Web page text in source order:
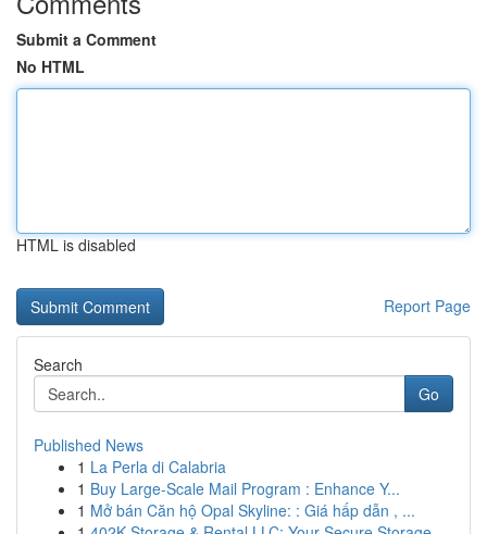
Submit a Comment
No HTML
HTML is disabled
Report Page
Search
Go
Published News
1 La Perla di Calabria
1 Buy Large-Scale Mail Program : Enhance Y...
1 Mở bán Căn hộ Opal Skyline: : Giá hấp dẫn , ...